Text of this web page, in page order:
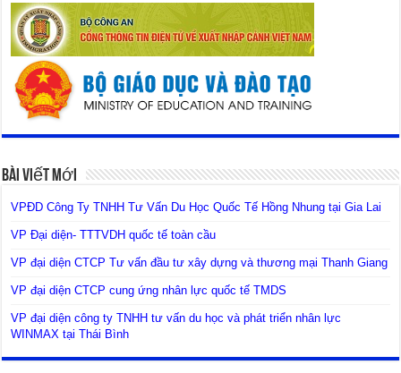
Bài Viết Mới
VPĐD Công Ty TNHH Tư Vấn Du Học Quốc Tế Hồng Nhung tại Gia Lai
VP Đại diện- TTTVDH quốc tế toàn cầu
VP đại diện CTCP Tư vấn đầu tư xây dựng và thương mại Thanh Giang
VP đại diện CTCP cung ứng nhân lực quốc tế TMDS
VP đại diện công ty TNHH tư vấn du học và phát triển nhân lực
WINMAX tại Thái Bình